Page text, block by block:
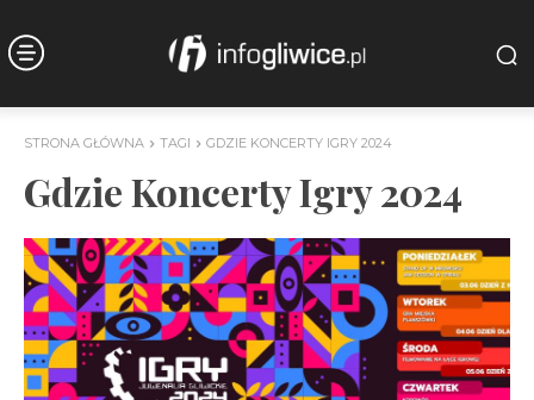
STRONA GŁÓWNA TAGI GDZIE KONCERTY IGRY 2024
Gdzie Koncerty Igry 2024